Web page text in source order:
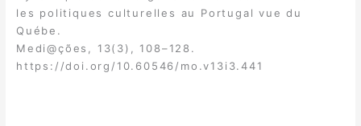
les politiques culturelles au Portugal vue du
Québe.
Medi@ções, 13(3), 108–128.
https://doi.org/10.60546/mo.v13i3.441